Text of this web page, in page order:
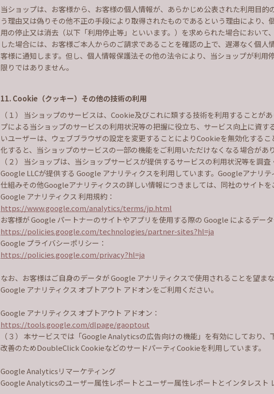
当ショップは、お客様から、お客様の個人情報が、あらかじめ公表された利用目的
う理由又は偽りその他不正の手段により取得されたものであるという理由により、
用の停止又は消去（以下「利用停止等」といいます。）を求められた場合において
した場合には、お客様ご本人からのご請求であることを確認の上で、遅滞なく個人
客様に通知します。但し、個人情報保護法その他の法令により、当ショップが利用
限りではありません。
11. Cookie（クッキー）その他の技術の利用
（１） 当ショップのサービスは、Cookie及びこれに類する技術を利用することが
プによる当ショップのサービスの利用状況等の把握に役立ち、サービス向上に資
いユーザーは、ウェブブラウザの設定を変更することによりCookieを無効化する
化すると、当ショップのサービスの一部の機能をご利用いただけなくなる場合があり
（２） 当ショップは、当ショップサービスが提供するサービスの利用状況等を調
Google LLCが提供する Google アナリティクスを利用しています。Googleアナリ
仕組みその他Googleアナリティクスの詳しい情報につきましては、同社のサイトを
Google アナリティクス 利用規約：
https://www.google.com/analytics/terms/jp.html
お客様が Google パートナーのサイトやアプリを使用する際の Google によるデータ
https://policies.google.com/technologies/partner-sites?hl=ja
Google プライバシーポリシー：
https://policies.google.com/privacy?hl=ja
なお、お客様はご自身のデータが Google アナリティクスで使用されることを望ま
Google アナリティクス オプトアウト アドオンをご利用ください。
Google アナリティクス オプトアウト アドオン：
https://tools.google.com/dlpage/gaoptout
（３） 本サービスでは「Google Analyticsの広告向けの機能」を有効にしており
改善のためDoubleClick CookieなどのサードパーティCookieを利用しています。
Google Analyticsリマーケティング
Google Analyticsのユーザー属性レポートとユーザー属性レポートとインタレスト